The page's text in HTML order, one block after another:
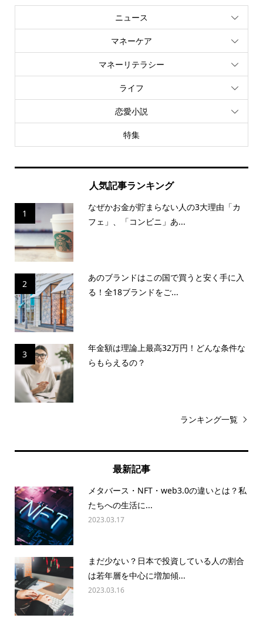
ニュース
マネーケア
マネーリテラシー
ライフ
恋愛小説
特集
人気記事ランキング
1
なぜかお金が貯まらない人の3大理由「カ
フェ」、「コンビニ」あ...
2
あのブランドはこの国で買うと安く手に入
る！全18ブランドをご...
3
年金額は理論上最高32万円！どんな条件な
らもらえるの？
ランキング一覧
最新記事
メタバース・NFT・web3.0の違いとは？私
たちへの生活に...
2023.03.17
まだ少ない？日本で投資している人の割合
は若年層を中心に増加傾...
2023.03.16